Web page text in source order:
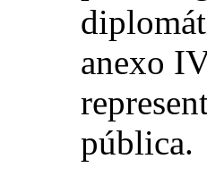
anexo
pública.